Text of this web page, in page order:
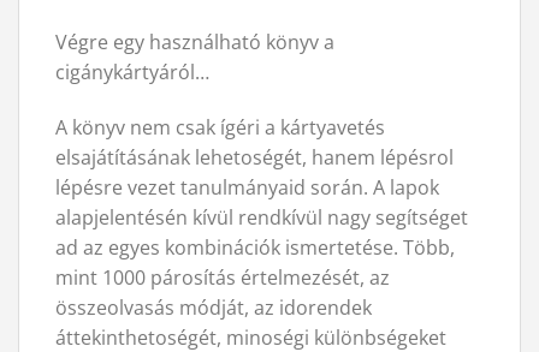
Végre egy használható könyv a
cigánykártyáról…
A könyv nem csak ígéri a kártyavetés
elsajátításának lehetoségét, hanem lépésrol
lépésre vezet tanulmányaid során. A lapok
alapjelentésén kívül rendkívül nagy segítséget
ad az egyes kombinációk ismertetése. Több,
mint 1000 párosítás értelmezését, az
összeolvasás módját, az idorendek
áttekinthetoségét, minoségi különbségeket